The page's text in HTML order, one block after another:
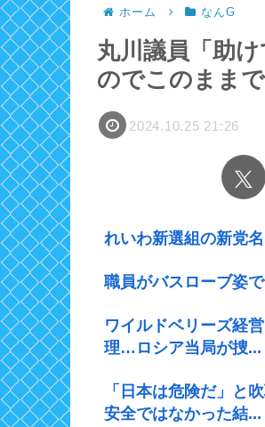
ホーム なんG
丸川議員「助
のでこのまま
2024.10.25 21:26
れいわ新選組の新党
職員がバスローブ姿
ワイルドベリーズ経
理…ロシア当局が捜...
「日本は危険だ」と
安全ではなかった結...